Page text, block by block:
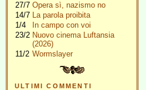
27/7 Opera sì, nazismo no
14/7 La parola proibita
1/4
In campo con voi
23/2 Nuovo cinema Luftansia
(2026)
11/2 Wormslayer
ULTIMI COMMENTI